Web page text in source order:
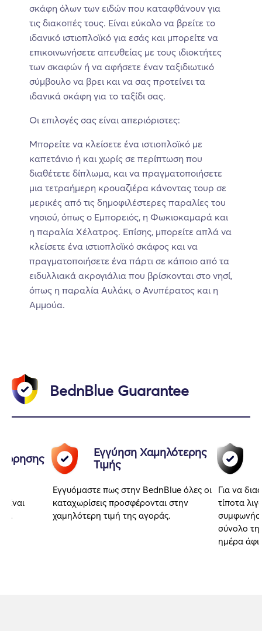
σκάφη όλων των ειδών που καταφθάνουν για
τις διακοπές τους. Είναι εύκολο να βρείτε το
ιδανικό ιστιοπλοϊκό για εσάς και μπορείτε να
επικοινωνήσετε απευθείας με τους ιδιοκτήτες
των σκαφών ή να αφήσετε έναν ταξιδιωτικό
σύμβουλο να βρει και να σας προτείνει τα
ιδανικά σκάφη για το ταξίδι σας.
Οι επιλογές σας είναι απεριόριστες:
Μπορείτε να κλείσετε ένα ιστιοπλοϊκό με
καπετάνιο ή και χωρίς σε περίπτωση που
διαθέτετε δίπλωμα, και να πραγματοποιήσετε
μια τετραήμερη κρουαζιέρα κάνοντας τουρ σε
μερικές από τις δημοφιλέστερες παραλίες του
νησιού, όπως ο Εμπορειός, η Φωκιοκαμαρά και
η παραλία Χέλατρος. Επίσης, μπορείτε απλά να
κλείσετε ένα ιστιοπλοϊκό σκάφος και να
πραγματοποιήσετε ένα πάρτι σε κάποιο από τα
ειδυλλιακά ακρογιάλια που βρίσκονται στο νησί,
όπως η παραλία Αυλάκι, ο Ανυπέρατος και η
Αμμούα.
BednBlue Guarantee
Εγγύηση Χαμηλότερης
Τιμής
Εγγυόμαστε πως στην BednBlue όλες οι
καταχωρίσεις προσφέρονται στην
χαμηλότερη τιμή της αγοράς.
Για να
τίποτα
σύνολο
ημέρα